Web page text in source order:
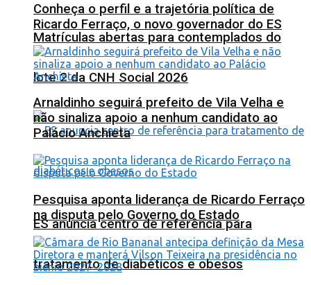
Matrículas abertas para contemplados do
lote 2 da CNH Social 2026
ES anuncia centro de referência para
tratamento de diabéticos e obesos
Conheça o perfil e a trajetória política de
Ricardo Ferraço, o novo governador do ES
Arnaldinho seguirá prefeito de Vila Velha e
não sinaliza apoio a nenhum candidato ao
Palácio Anchieta
Pesquisa aponta liderança de Ricardo Ferraço
na disputa pelo Governo do Estado